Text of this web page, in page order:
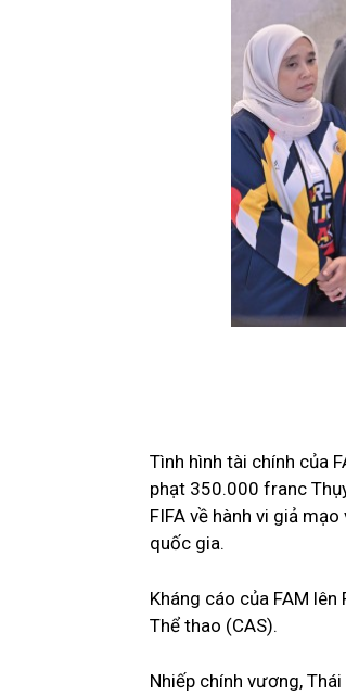
Tình hình tài chính của
phạt 350.000 franc
FIFA về hành vi giả
quốc gia.
Kháng cáo của FAM
Thể thao (CAS).
Nhiếp chính vương,